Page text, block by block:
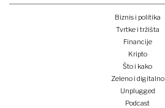
Biznis i politika
Tvrtke i tržišta
Financije
Kripto
Što i kako
Zeleno i digitalno
Unplugged
Podcast